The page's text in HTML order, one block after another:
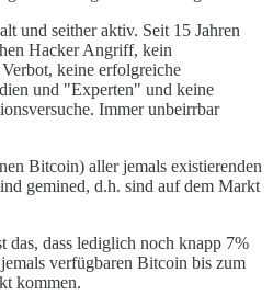
und seither aktiv. Seit 15 Jahren
Hacker Angriff, kein
keine erfolgreiche
und "Experten" und keine
Immer unbeirrbar
Bitcoin) aller jemals existierenden
gemined, d.h. sind auf dem Markt
das, dass lediglich noch knapp 7%
verfügbaren Bitcoin bis zum
kommen.